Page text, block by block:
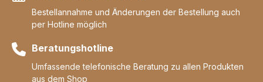
Bestellannahme und Änderungen der Bestellung auch
per Hotline möglich
Beratungshotline
Umfassende telefonische Beratung zu allen Produkten
aus dem Shop